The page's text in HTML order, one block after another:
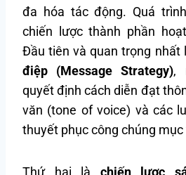
đa hóa tác động. Quá
chiến lược thành phần
Đầu tiên và quan trọng nhất
điệp (Message Strategy),
quyết định cách diễn đạt
văn (tone of voice) và các
thuyết phục công chúng mục
Thứ hai là chiến lược